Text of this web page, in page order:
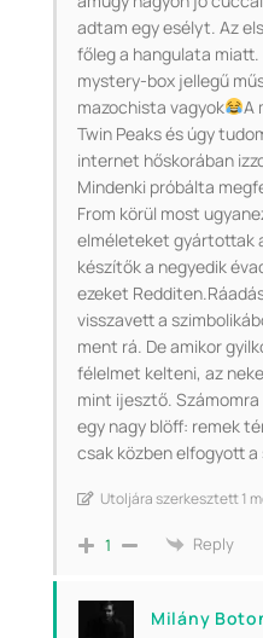
adtam egy esélyt. Az
főleg a hangulata
mystery‑box jellegű
mazochista vagyok
A
Twin Peaks és úgy
internet hőskorában
Mindenki próbálta
From körül most
elméleteket gyártottak
készítők a negyedik
ezeket
visszavett a
ment rá. De amikor
félelmet kelteni, az
mint ijesztő.
egy nagy blöff: remek
csak közben elfogyott a
Utoljára szerkesztett 1
1 Reply
Milány